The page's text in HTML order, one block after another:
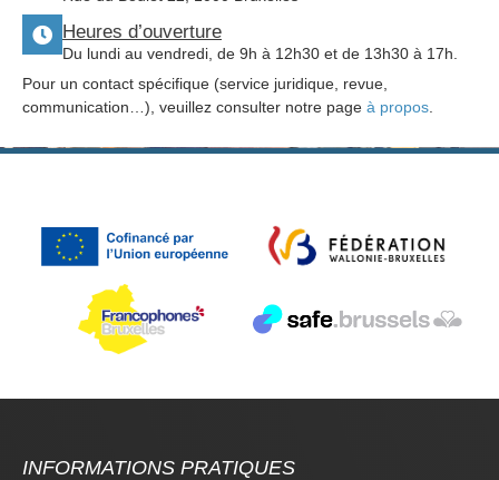
Heures d’ouverture
Du lundi au vendredi, de 9h à 12h30 et de 13h30 à 17h.
Pour un contact spécifique (service juridique, revue,
communication…), veuillez consulter notre page à propos
INFORMATIONS PRATIQUES